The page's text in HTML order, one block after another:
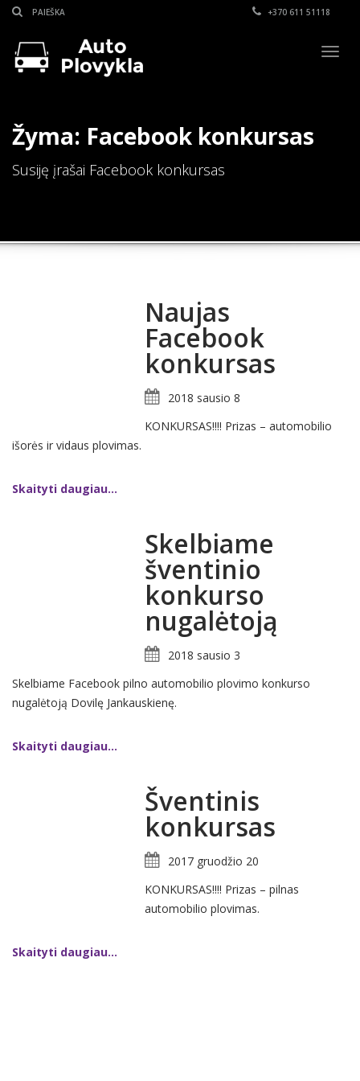
+370 611 51118
Žyma: Facebook konkursas
Susiję įrašai Facebook konkursas
Naujas
Facebook
konkursas
2018 sausio 8
KONKURSAS!!!! Prizas – automobilio
išorės ir vidaus plovimas.
Skaityti daugiau...
Skelbiame
šventinio
konkurso
nugalėtoją
2018 sausio 3
Skelbiame Facebook pilno automobilio plovimo konkurso
nugalėtoją Dovilę Jankauskienę.
Skaityti daugiau...
Šventinis
konkursas
2017 gruodžio 20
KONKURSAS!!!! Prizas – pilnas
automobilio plovimas.
Skaityti daugiau...